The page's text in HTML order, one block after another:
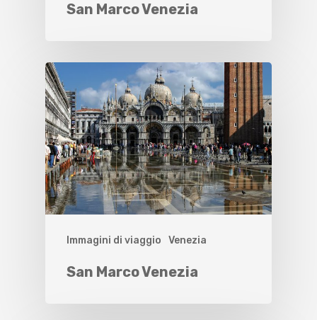
San Marco Venezia
Immagini di viaggio Venezia
San Marco Venezia